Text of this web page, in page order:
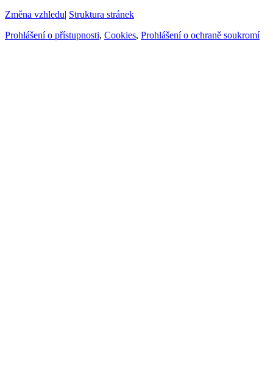
Změna vzhledu Struktura stránek
Prohlášení o přístupnosti, Cookies, Prohlášení o ochraně soukromí